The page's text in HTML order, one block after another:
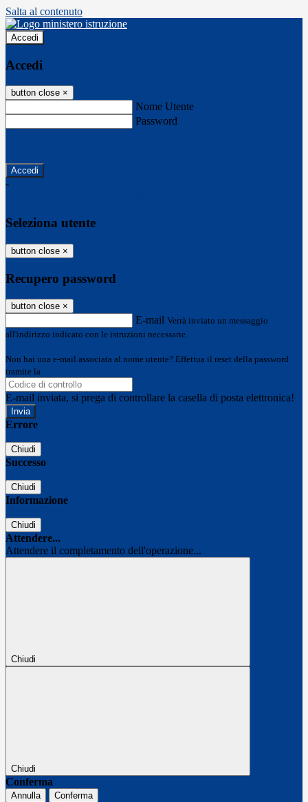
Salta al contenuto
Accedi
Accedi
button close ×
Nome Utente
Password
-
Seleziona utente
button close ×
Recupero password
button close ×
E-mail Verrà inviato un messaggio
all'indirizzo indicato con le istruzioni necessarie.
Non hai una e-mail associata al nome utente? Effettua il reset della password
tramite la
E-mail inviata, si prega di controllare la casella di posta elettronica!
Errore
Chiudi
Successo
Chiudi
Informazione
Chiudi
Attendere...
Attendere il completamento dell'operazione...
Chiudi
Chiudi
Conferma
Annulla Conferma